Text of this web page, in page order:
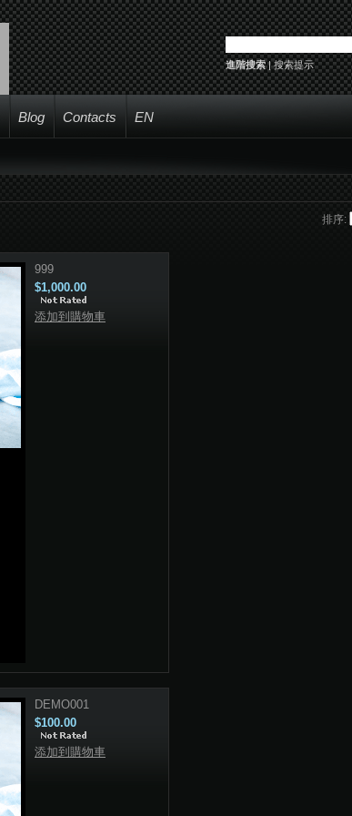
進階搜索|搜索提示
Blog Contacts EN
排序:
999
$1,000.00
添加到購物車
DEMO001
$100.00
添加到購物車